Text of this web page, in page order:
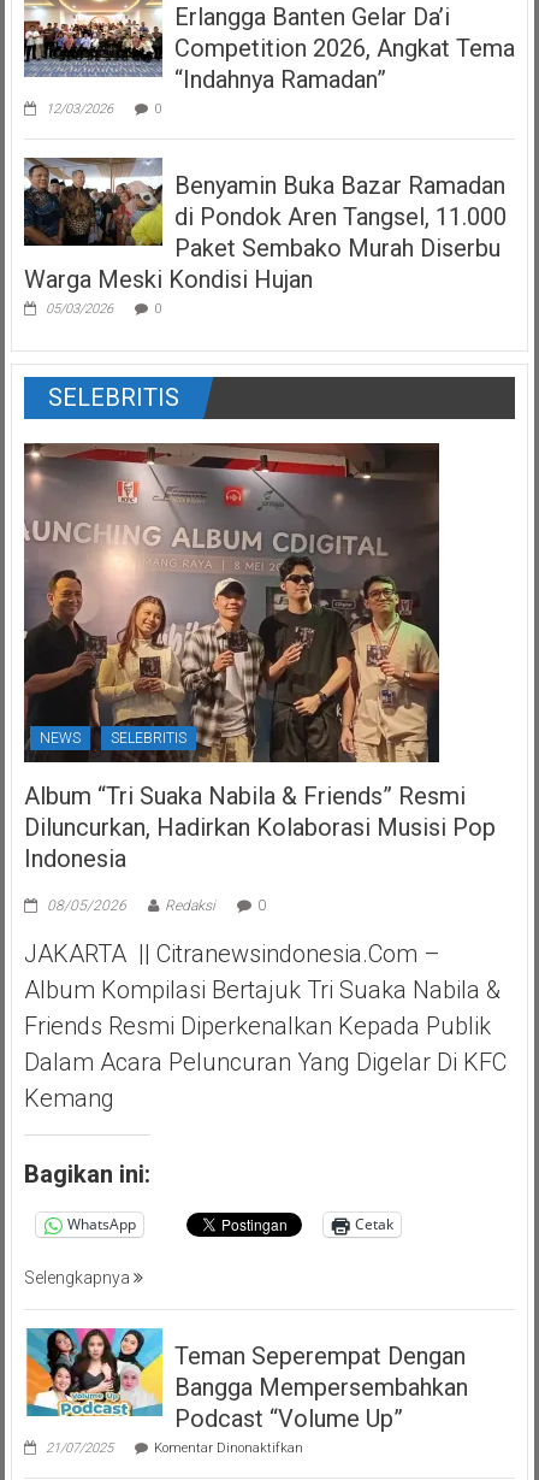
Erlangga Banten Gelar Da’i
Competition 2026, Angkat Tema
“Indahnya Ramadan”
12/03/2026 0
Benyamin Buka Bazar Ramadan
di Pondok Aren Tangsel, 11.000
Paket Sembako Murah Diserbu
Warga Meski Kondisi Hujan
05/03/2026 0
SELEBRITIS
NEWS SELEBRITIS
Album “Tri Suaka Nabila & Friends” Resmi
Diluncurkan, Hadirkan Kolaborasi Musisi Pop
Indonesia
08/05/2026 Redaksi 0
JAKARTA || Citranewsindonesia.com –
Album Kompilasi Bertajuk Tri Suaka Nabila &
Friends Resmi Diperkenalkan Kepada Publik
Dalam Acara Peluncuran Yang Digelar Di KFC
Kemang
Bagikan ini:
WhatsApp Cetak
Selengkapnya
Teman Seperempat Dengan
Bangga Mempersembahkan
Podcast “Volume Up”
21/07/2025 Komentar Dinonaktifkanpada